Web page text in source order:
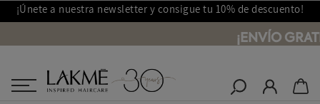
¡Únete a nuestra newsletter y consigue tu 10% de descuento!
¡ENVÍO
Salones Lakmé
Inicio Chroma landing